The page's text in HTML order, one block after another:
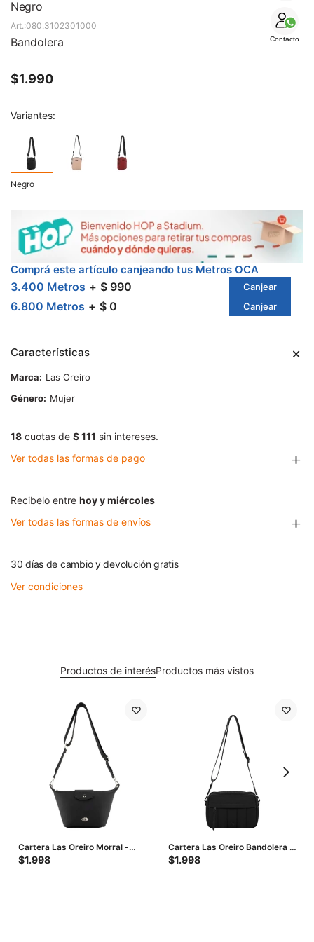
Negro
Contacto
080.3102301000
Bandolera
$1.990
Variantes:
Negro
Comprá este artículo canjeando tus Metros OCA
3.400 Metros $ 990 Canjear
6.800 Metros $ 0 Canjear
Características
Marca
Las Oreiro
Género
Mujer
18 cuotas de $ 111 sin intereses.
Ver todas las formas de pago
Recibelo entre hoy y miércoles
Ver todas las formas de envíos
30 días de cambio y devolución gratis
Ver condiciones
Productos de interésProductos más vistos
Cartera Las Oreiro Morral -
Negro
$1.998
Cartera Las Oreiro Bandolera -
Negro
$1.998